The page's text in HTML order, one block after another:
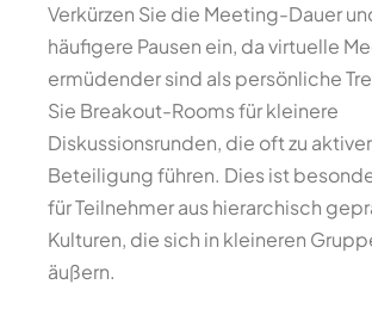
Verkürzen Sie die Meeting-Dauer
häufigere Pausen ein, da virtuelle
ermüdender sind als persönliche
Sie Breakout-Rooms für kleinere
Diskussionsrunden, die oft zu
Beteiligung führen. Dies ist
für Teilnehmer aus hierarchisch
Kulturen, die sich in kleineren
äußern.